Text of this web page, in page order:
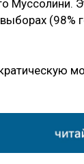
Муссолини.
(98%